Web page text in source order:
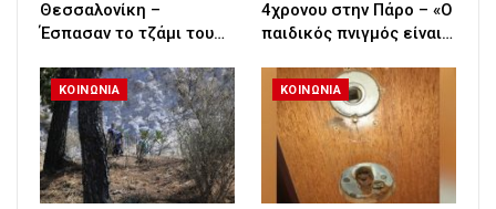
Θεσσαλονίκη –
Έσπασαν το τζάμι του…
4χρονου στην Πάρο – «Ο
παιδικός πνιγμός είναι…
ΚΟΙΝΩΝΙΑ ΚΟΙΝΩΝΙΑ